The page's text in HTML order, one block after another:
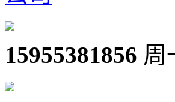
15955381856 周